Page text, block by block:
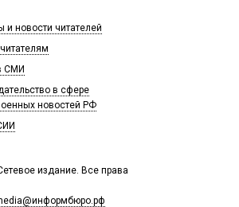
издание. Все права
и новости читателей
СМИ
в сфере
новостей РФ